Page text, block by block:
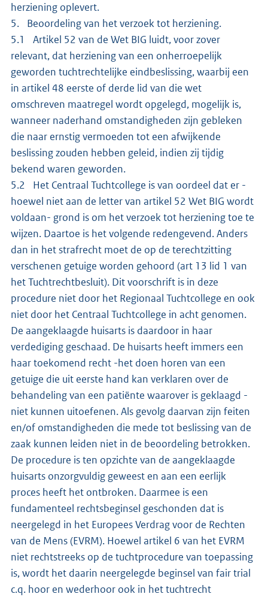
herziening oplevert.
5. Beoordeling van het verzoek tot herziening.
5.1 Artikel 52 van de Wet BIG luidt, voor zover
relevant, dat herziening van een onherroepelijk
geworden tuchtrechtelijke eindbeslissing, waarbij een
in artikel 48 eerste of derde lid van die wet
omschreven maatregel wordt opgelegd, mogelijk is,
wanneer naderhand omstandigheden zijn gebleken
die naar ernstig vermoeden tot een afwijkende
beslissing zouden hebben geleid, indien zij tijdig
bekend waren geworden.
5.2 Het Centraal Tuchtcollege is van oordeel dat er -
hoewel niet aan de letter van artikel 52 Wet BIG wordt
voldaan- grond is om het verzoek tot herziening toe te
wijzen. Daartoe is het volgende redengevend. Anders
dan in het strafrecht moet de op de terechtzitting
verschenen getuige worden gehoord (art 13 lid 1 van
het Tuchtrechtbesluit). Dit voorschrift is in deze
procedure niet door het Regionaal Tuchtcollege en ook
niet door het Centraal Tuchtcollege in acht genomen.
De aangeklaagde huisarts is daardoor in haar
verdediging geschaad. De huisarts heeft immers een
haar toekomend recht -het doen horen van een
getuige die uit eerste hand kan verklaren over de
behandeling van een patiënte waarover is geklaagd -
niet kunnen uitoefenen. Als gevolg daarvan zijn feiten
en/of omstandigheden die mede tot beslissing van de
zaak kunnen leiden niet in de beoordeling betrokken.
De procedure is ten opzichte van de aangeklaagde
huisarts onzorgvuldig geweest en aan een eerlijk
proces heeft het ontbroken. Daarmee is een
fundamenteel rechtsbeginsel geschonden dat is
neergelegd in het Europees Verdrag voor de Rechten
van de Mens (EVRM). Hoewel artikel 6 van het EVRM
niet rechtstreeks op de tuchtprocedure van toepassing
is, wordt het daarin neergelegde beginsel van fair trial
c.q. hoor en wederhoor ook in het tuchtrecht